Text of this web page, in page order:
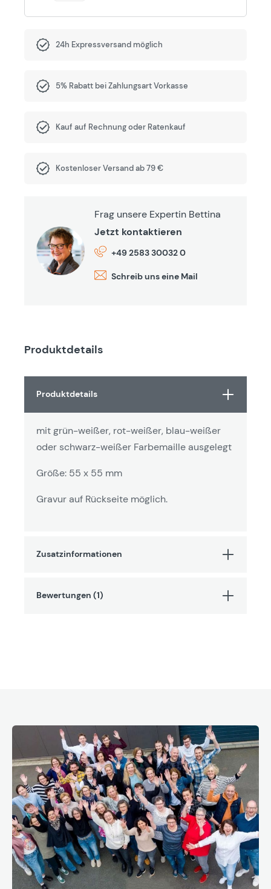
24h Expressversand möglich
5% Rabatt bei Zahlungsart Vorkasse
Kauf auf Rechnung oder Ratenkauf
Kostenloser Versand ab 79 €
Frag unsere Expertin Bettina
Jetzt kontaktieren
+49 2583 30032 0
Schreib uns eine Mail
Produktdetails
Produktdetails
mit grün-weißer, rot-weißer, blau-weißer
oder schwarz-weißer Farbemaille ausgelegt
Größe: 55 x 55 mm
Gravur auf Rückseite möglich.
Zusatzinformationen
Bewertungen (1)